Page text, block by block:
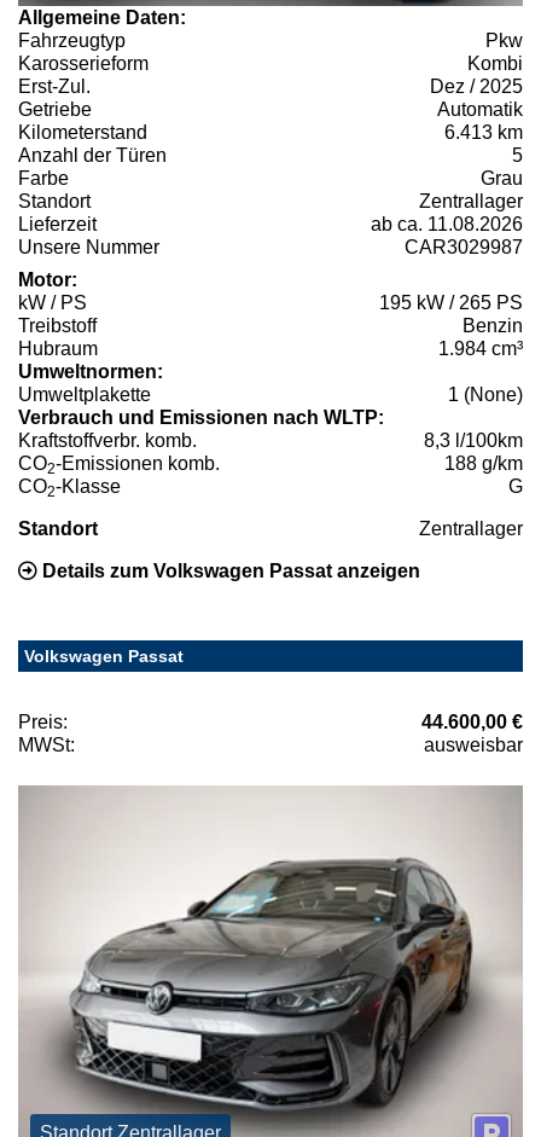
Allgemeine Daten:
Fahrzeugtyp
Pkw
Karosserieform
Kombi
Erst-Zul.
Dez / 2025
Getriebe
Automatik
Kilometerstand
6.413 km
Anzahl der Türen
5
Farbe
Grau
Standort
Zentrallager
Lieferzeit
ab ca. 11.08.2026
Unsere Nummer
CAR3029987
Motor:
kW / PS
195 kW / 265 PS
Treibstoff
Benzin
Hubraum
1.984 cm³
Umweltnormen:
Umweltplakette
1 (None)
Verbrauch und Emissionen nach WLTP:
Kraftstoffverbr. komb.
8,3 l/100km
CO2-Emissionen komb.
188 g/km
CO2-Klasse G
Standort Zentrallager
Details zum Volkswagen Passat anzeigen
Volkswagen Passat
Preis:
44.600,00 €
MWSt:
ausweisbar
Standort Zentrallager